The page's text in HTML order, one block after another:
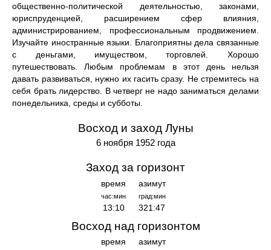
общественно-политической деятельностью, законами,
юриспруденцией, расширением сфер влияния,
администрированием, профессиональным продвижением.
Изучайте иностранные языки. Благоприятны дела связанные
с деньгами, имуществом, торговлей. Хорошо
путешествовать. Любым проблемам в этот день нельзя
давать развиваться, нужно их гасить сразу. Не стремитесь на
себя брать лидерство. В четверг не надо заниматься делами
понедельника, среды и субботы.
Восход и заход Луны
6 ноября 1952 года
Заход за горизонт
время
час:мин
13:10
азимут
град:мин
321:47
Восход над горизонтом
время азимут